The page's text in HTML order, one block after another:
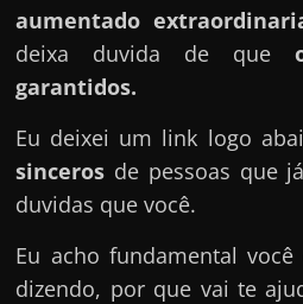
aumentado
deixa duvida de que
garantidos.
Eu deixei um link logo
sinceros de pessoas que
duvidas que você.
Eu acho fundamental
dizendo, por que vai te